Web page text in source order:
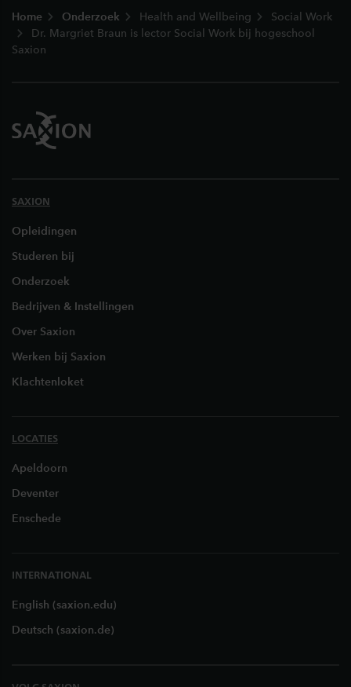
Home Onderzoek Health and Wellbeing
Social Work
Dr. Margriet Braun is lector Social Work bij hogeschool
Saxion
SAXION
Opleidingen
Studeren bij
Onderzoek
Bedrijven & Instellingen
Over Saxion
Werken bij Saxion
Klachtenloket
LOCATIES
Apeldoorn
Deventer
Enschede
INTERNATIONAL
English (saxion.edu)
Deutsch (saxion.de)